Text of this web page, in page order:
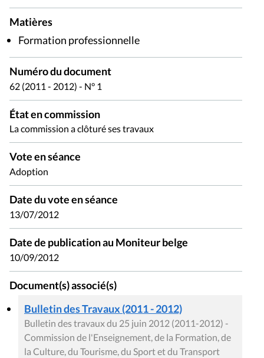
Matières
Formation professionnelle
Numéro du document
62 (2011 - 2012) - N° 1
État en commission
La commission a clôturé ses travaux
Vote en séance
Adoption
Date du vote en séance
13/07/2012
Date de publication au Moniteur belge
10/09/2012
Document(s) associé(s)
Bulletin des Travaux (2011 - 2012)
Bulletin des travaux du 25 juin 2012 (2011-2012) -
Commission de l'Enseignement, de la Formation, de
la Culture, du Tourisme, du Sport et du Transport